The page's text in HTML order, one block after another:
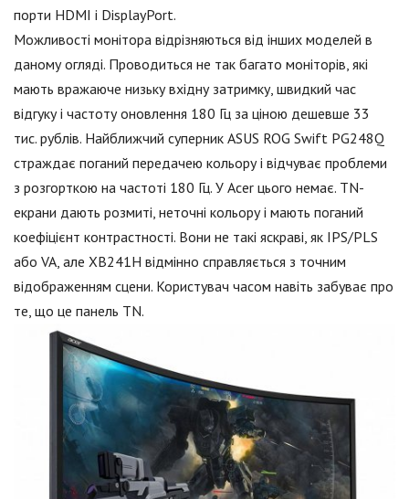
порти HDMI і DisplayPort.
Можливості монітора відрізняються від інших моделей в
даному огляді. Проводиться не так багато моніторів, які
мають вражаюче низьку вхідну затримку, швидкий час
відгуку і частоту оновлення 180 Гц за ціною дешевше 33
тис. рублів. Найближчий суперник ASUS ROG Swift PG248Q
страждає поганий передачею кольору і відчуває проблеми
з розгорткою на частоті 180 Гц. У Acer цього немає. TN-
екрани дають розмиті, неточні кольору і мають поганий
коефіцієнт контрастності. Вони не такі яскраві, як IPS/PLS
або VA, але XB241H відмінно справляється з точним
відображенням сцени. Користувач часом навіть забуває про
те, що це панель TN.